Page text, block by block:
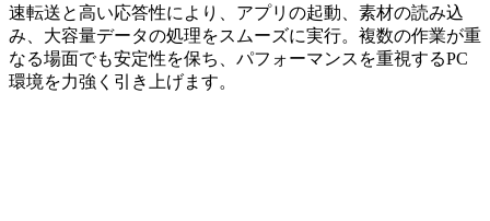
速転送と高い応答性により、アプリの起動、素材の読み込
み、大容量データの処理をスムーズに実行。複数の作業が重
なる場面でも安定性を保ち、パフォーマンスを重視するPC
環境を力強く引き上げます。